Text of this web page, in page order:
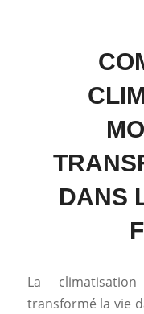
DANS
La
transformé la vie